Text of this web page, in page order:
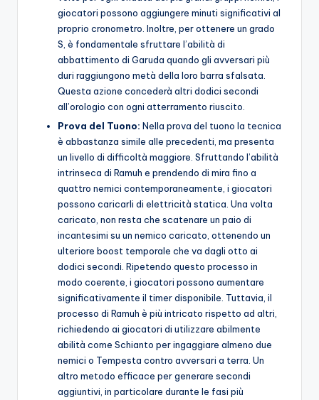
giocatori possono aggiungere minuti significativi al
proprio cronometro. Inoltre, per ottenere un grado
S, è fondamentale sfruttare l’abilità di
abbattimento di Garuda quando gli avversari più
duri raggiungono metà della loro barra sfalsata.
Questa azione concederà altri dodici secondi
all’orologio con ogni atterramento riuscito.
Prova del Tuono: Nella prova del tuono la tecnica
è abbastanza simile alle precedenti, ma presenta
un livello di difficoltà maggiore. Sfruttando l’abilità
intrinseca di Ramuh e prendendo di mira fino a
quattro nemici contemporaneamente, i giocatori
possono caricarli di elettricità statica. Una volta
caricato, non resta che scatenare un paio di
incantesimi su un nemico caricato, ottenendo un
ulteriore boost temporale che va dagli otto ai
dodici secondi. Ripetendo questo processo in
modo coerente, i giocatori possono aumentare
significativamente il timer disponibile. Tuttavia, il
processo di Ramuh è più intricato rispetto ad altri,
richiedendo ai giocatori di utilizzare abilmente
abilità come Schianto per ingaggiare almeno due
nemici o Tempesta contro avversari a terra. Un
altro metodo efficace per generare secondi
aggiuntivi, in particolare durante le fasi più